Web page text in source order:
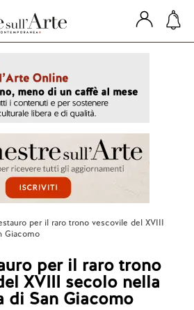
per il raro trono vescovile del XVIII
Giacomo
per il raro trono
XVIII secolo nella
di San Giacomo